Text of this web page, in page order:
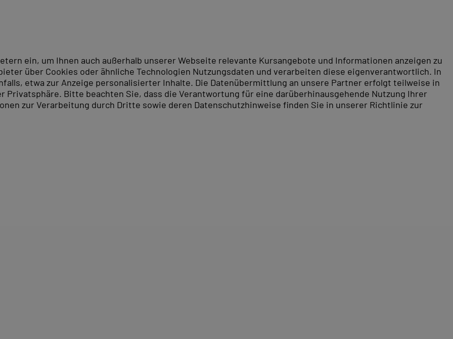
und beinhalten ein Teilnahmezertifikat. Informieren Sie sich jetzt über den
Saarbrücken
Sie unser Lexware Training-Center in Saarbrücken. Von hier aus sind Sie in wenigen Minuten in der
der Stadt erkunden. Saarbrücken bietet viele imposante Bauten aus vergangenen Jahrhunderten. Der
das Herzstück der Stadt und lädt nach Ihrer Schulung zum Verweilen ein. Für Kunst- und
zahlreiche Museen und Galerien.
aus Kaiserslautern. Aus Homburg haben Sie sogar nur eine halbe Stunde Anfahrt.
und Schulungen an, sondern im gesamten deutschsprachigen Raum Weiterbildungen für Ihr IT-Know-how.
führen dort Ihre Fortbildung durch.
im Angebot. Eine Übersicht aller Schulungsthemen finden Sie in unserer
ein, um Ihnen auch außerhalb unserer Webseite relevante Kursangebote und Informationen anzeigen zu
über Cookies oder ähnliche Technologien Nutzungsdaten und verarbeiten diese eigenverantwortlich. In
etwa zur Anzeige personalisierter Inhalte. Die Datenübermittlung an unsere Partner erfolgt teilweise in
Privatsphäre. Bitte beachten Sie, dass die Verantwortung für eine darüberhinausgehende Nutzung Ihrer
zur Verarbeitung durch Dritte sowie deren Datenschutzhinweise finden Sie in unserer Richtlinie zur